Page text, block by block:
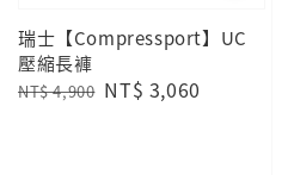
瑞士【Compressport】UC
壓縮長褲
Regular
NT$ 4,900 Sale
NT$ 3,060